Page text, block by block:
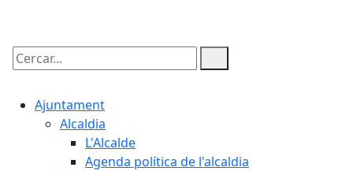
Cercar:
Ajuntament
Alcaldia
L'Alcalde
Agenda política de l'alcaldia